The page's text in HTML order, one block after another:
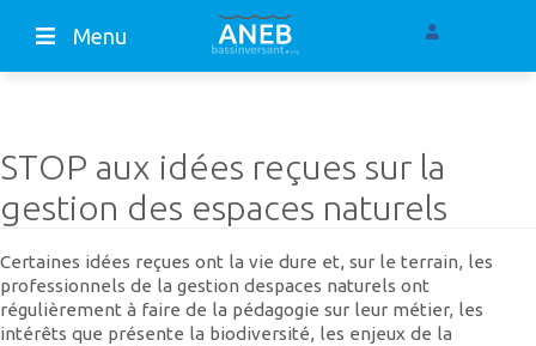
Menu
STOP aux idées reçues sur la
gestion des espaces naturels
Certaines idées reçues ont la vie dure et, sur le terrain, les
professionnels de la gestion despaces naturels ont
régulièrement à faire de la pédagogie sur leur métier, les
intérêts que présente la biodiversité, les enjeux de la